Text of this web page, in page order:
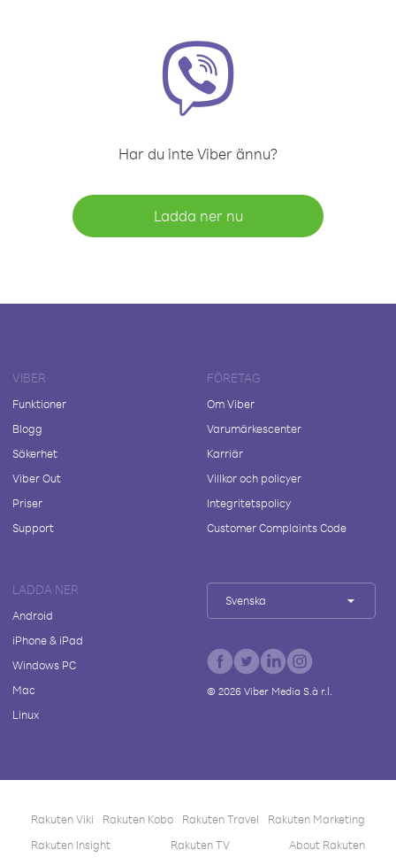
Har du inte Viber ännu?
Ladda ner nu
VIBER
Funktioner
Blogg
Säkerhet
Viber Out
Priser
Support
FÖRETAG
Om Viber
Varumärkescenter
Karriär
Villkor och policyer
Integritetspolicy
Customer Complaints Code
LADDA NER
Android
iPhone & iPad
Windows PC
Mac
Linux
Svenska
© 2026Viber Media S.à r.l.
Rakuten Viki Rakuten Kobo Rakuten Travel
Rakuten Marketing
Rakuten Insight
Rakuten TV About Rakuten